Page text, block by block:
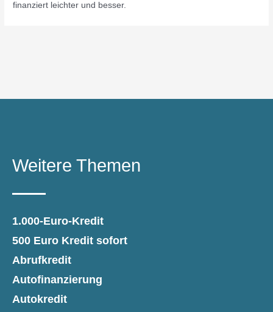
finanziert leichter und besser.
Weitere Themen
1.000-Euro-Kredit
500 Euro Kredit sofort
Abrufkredit
Autofinanzierung
Autokredit